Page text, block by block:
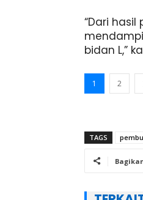
“Dari
bidan L,”
1 2
TAGS